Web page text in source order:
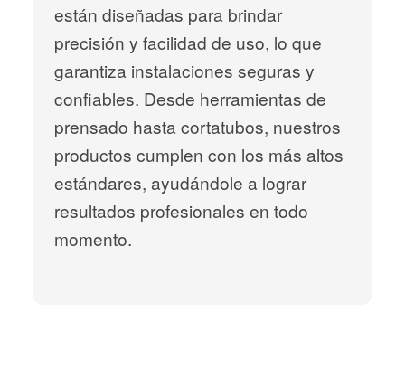
están diseñadas para brindar
precisión y facilidad de uso, lo que
garantiza instalaciones seguras y
confiables. Desde herramientas de
prensado hasta cortatubos, nuestros
productos cumplen con los más altos
estándares, ayudándole a lograr
resultados profesionales en todo
momento.